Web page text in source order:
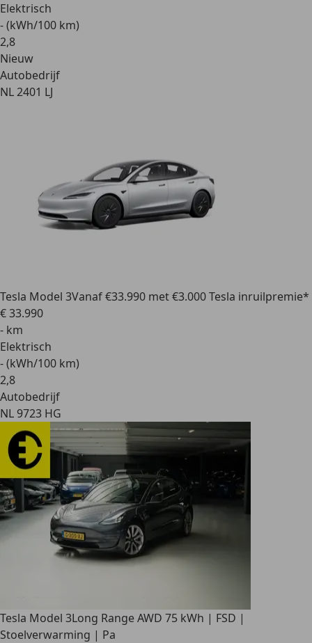
Elektrisch
- (kWh/100 km)
2,8
Nieuw
Autobedrijf
NL 2401 LJ
Tesla Model 3Vanaf €33.990 met €3.000 Tesla inruilpremie*
€ 33.990
- km
Elektrisch
- (kWh/100 km)
2,8
Autobedrijf
NL 9723 HG
Tesla Model 3Long Range AWD 75 kWh | FSD |
Stoelverwarming | Pa